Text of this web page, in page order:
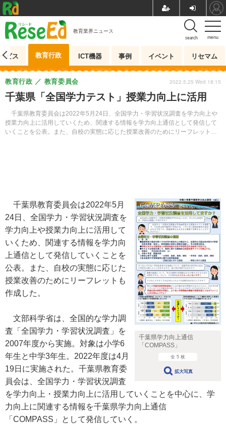
menu
search
教育業界ニュース
ビス 教育行政 ICT機器 事例 イベント リセマム
千葉県「全国学力テスト」授業力向上に活用
千葉県教育委員会は2022年5月24日、全国学力・学習状況調査を学力向上や
授業力向上に活用していくため、関連する情報を学力向上通信として発信して
いくことを公表。また、自校の実態に応じた授業改善のためにリーフレットも
教育行政 教育委員会 2022.5.25 Wed 18:15
千葉県学力向上通信
「COMPASS」
全 5 枚
拡大写真
千葉県教育委員会は2022年5月
24日、全国学力・学習状況調査を
学力向上や授業力向上に活用して
いくため、関連する情報を学力向
上通信として発信していくことを
公表。また、自校の実態に応じた
授業改善のためにリーフレットも
作成した。
文部科学省は、全国的な学力調
査「全国学力・学習状況調査」を
2007年度から実施。対象は小学6
年生と中学3年生。2022年度は4月
19日に実施された。千葉県教育委
員会は、全国学力・学習状況調査
を学力向上・授業力向上に活用していくことを中心に、学
力向上に関連する情報を千葉県学力向上通信
「COMPASS」として発信していく。